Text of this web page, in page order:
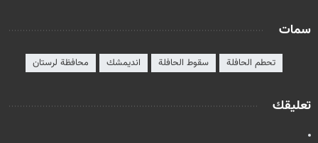
سمات
تحطم الحافلة سقوط الحافلة انديمشك محافظة لرستان
تعليقك